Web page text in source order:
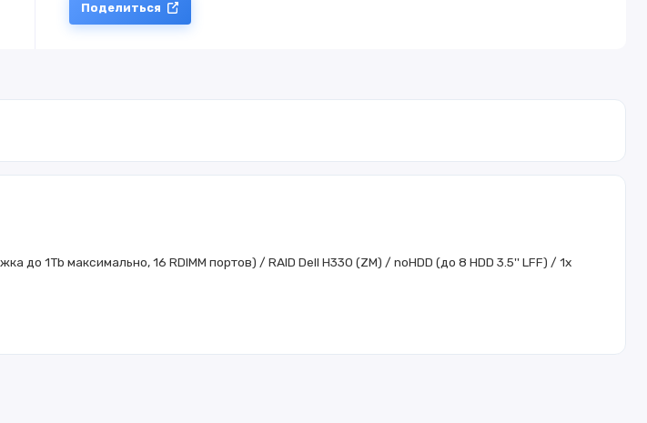
Поделиться
до 1Tb максимально, 16 RDIMM портов) / RAID Dell H330 (ZM) / noHDD (до 8 HDD 3.5'' LFF) / 1x